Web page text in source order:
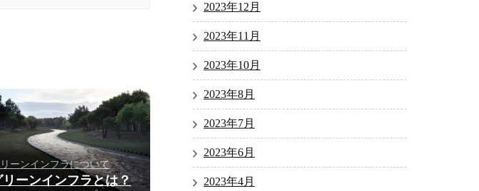
ーンインフラについて
リーンインフラとは？
2023年12月
2023年11月
2023年10月
2023年8月
2023年7月
2023年6月
2023年4月